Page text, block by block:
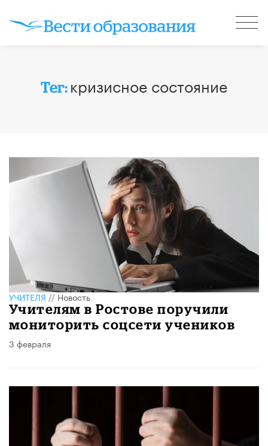
Тег: кризисное состояние
УЧИТЕЛЯ//Новость
Учителям в Ростове поручили
мониторить соцсети учеников
3 февраля